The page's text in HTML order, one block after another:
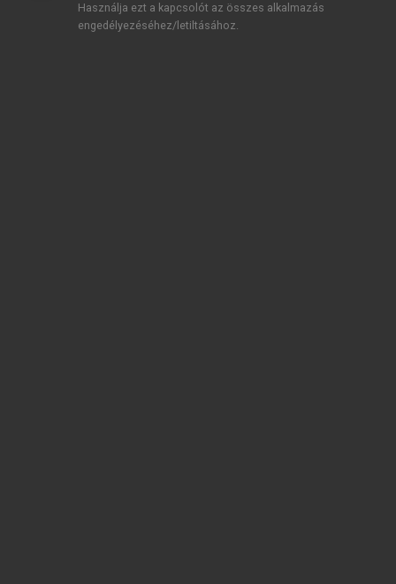
Használja ezt a kapcsolót az összes alkalmazás
engedélyezéséhez/letiltásához.